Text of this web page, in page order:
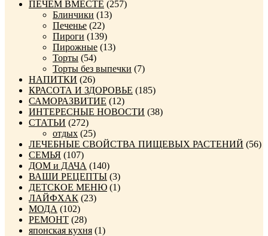
ПЕЧЕМ ВМЕСТЕ (257)
Блинчики (13)
Печенье (22)
Пироги (139)
Пирожные (13)
Торты (54)
Торты без выпечки (7)
НАПИТКИ (26)
КРАСОТА И ЗДОРОВЬЕ (185)
САМОРАЗВИТИЕ (12)
ИНТЕРЕСНЫЕ НОВОСТИ (38)
СТАТЬИ (272)
отдых (25)
ЛЕЧЕБНЫЕ СВОЙСТВА ПИЩЕВЫХ РАСТЕНИЙ (56)
СЕМЬЯ (107)
ДОМ и ДАЧА (140)
ВАШИ РЕЦЕПТЫ (3)
ДЕТСКОЕ МЕНЮ (1)
ЛАЙФХАК (23)
МОДА (102)
РЕМОНТ (28)
японская кухня (1)